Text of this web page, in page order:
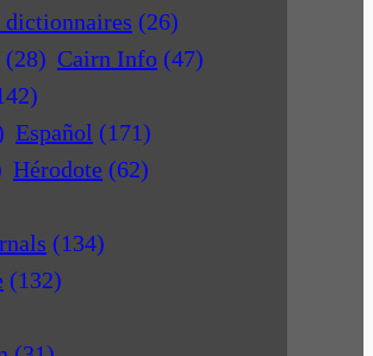
dictionnaires (26)
(28) Cairn Info (47)
Español (171)
Hérodote (62)
(134)
(132)